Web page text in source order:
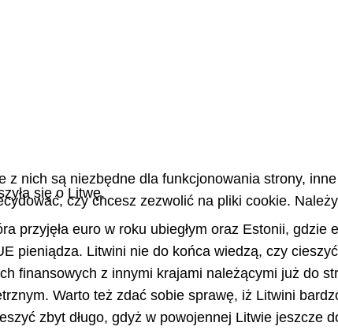
się o Litwę.
przyjęła euro w roku ubiegłym oraz Estonii, gdzie
pieniądza. Litwini nie do końca wiedzą, czy
finansowych z innymi krajami należącymi już do
Warto też zdać sobie sprawę, iż Litwini
zbyt długo, gdyż w powojennej Litwie jeszcze
nich są niezbędne dla funkcjonowania strony,
czy chcesz zezwolić na pliki cookie.